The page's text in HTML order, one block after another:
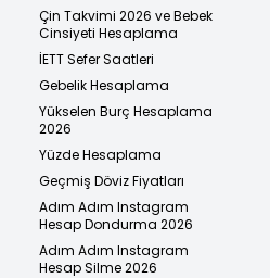
Çin Takvimi 2026 ve Bebek
Cinsiyeti Hesaplama
İETT Sefer Saatleri
Gebelik Hesaplama
Yükselen Burç Hesaplama
2026
Yüzde Hesaplama
Geçmiş Döviz Fiyatları
Adım Adım Instagram
Hesap Dondurma 2026
Adım Adım Instagram
Hesap Silme 2026